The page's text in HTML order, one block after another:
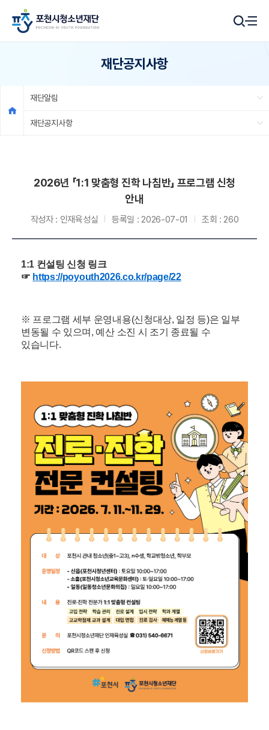
재단공지사항
재단알림
재단공지사항
2026년 「1:1 맞춤형 진학 나침반」 프로그램 신청
안내
작성자 : 인재육성실 등록일 : 2026-07-01 조회 : 260
1:1 컨설팅 신청 링크
☞ https://poyouth2026.co.kr/page/22
※ 프로그램 세부 운영내용(신청대상, 일정 등)은 일부
변동될 수 있으며, 예산 소진 시 조기 종료될 수
있습니다.